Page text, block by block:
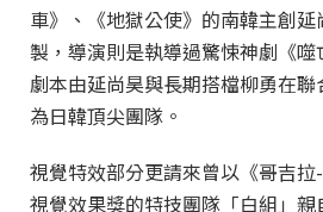
車》、《地獄公使》的南韓主創
製，導演則是執導過驚悚神劇《噬
劇本由延尚昊與長期搭檔柳勇在
為日韓頂尖團隊。
視覺特效部分更請來曾以《哥吉
視覺效果獎的特技團隊「白組」